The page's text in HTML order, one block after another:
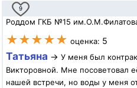
9
Роддом ГКБ №15
★★★★★ оценка: 5
Татьяна → У меня был
Викторовной. Мне посоветовал
нашей встречи, но воды у меня